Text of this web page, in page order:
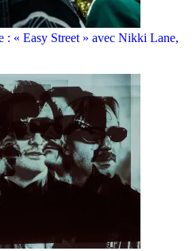
: « Easy Street » avec Nikki Lane,